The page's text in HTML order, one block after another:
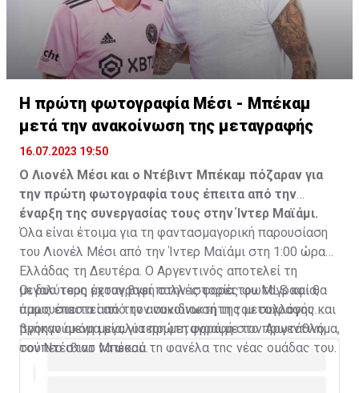
Η πρώτη φωτογραφία Μέσι - Μπέκαμ
μετά την ανακοίνωση της μεταγραφής
16.07.2023 19:50
Ο Λιονέλ Μέσι και ο Ντέβιντ Μπέκαμ πόζαραν για
την πρώτη φωτογραφία τους έπειτα από την
έναρξη της συνεργασίας τους στην Ίντερ Μαϊάμι.
Όλα είναι έτοιμα για τη φαντασμαγορική παρουσίαση
του Λιονέλ Μέσι από την Ίντερ Μαϊάμι στη 1:00 ώρα
Ελλάδας τη Δευτέρα. Ο Αργεντινός αποτελεί τη
μεγαλύτερη μεταγραφή στην ιστορία του MLS και θα
παρουσιαστεί από τον συνιδιοκτήτη του συλλόγου και
προηγούμενη μεγαλύτερη μεταγραφή στο πρωτάθλημα,
τον Ντέιβιντ Μπέκαμ.
Οι δυο τους έχουν βγει πολλές φορές φωτογραφία,
όμως έπειτα από την ανακοίνωση της μεταγραφής
βγήκαν ακόμα μία, για πρώτη φορά με τον Αργεντινό
σούπερ σταρ να φορά τη φανέλα της νέας ομάδας του.